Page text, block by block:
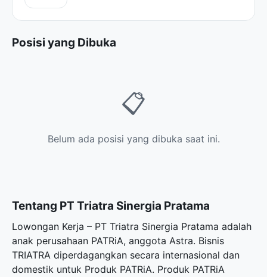
Posisi yang Dibuka
📋
Belum ada posisi yang dibuka saat ini.
Tentang PT Triatra Sinergia Pratama
Lowongan Kerja – PT Triatra Sinergia Pratama adalah
anak perusahaan PATRiA, anggota Astra. Bisnis
TRIATRA diperdagangkan secara internasional dan
domestik untuk Produk PATRiA. Produk PATRiA